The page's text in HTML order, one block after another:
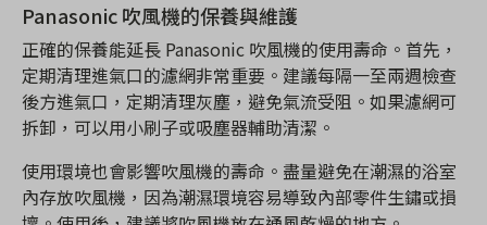
Panasonic 吹風機的保養與維護
正確的保養能延長 Panasonic 吹風機的使用壽命。首先，
定期清理進氣口的濾網非常重要。建議每隔一至兩週檢查
後方進氣口，定期清理灰塵，避免氣流受阻。如果濾網可
拆卸，可以用小刷子或吸塵器輔助清潔。
使用環境也會影響吹風機的壽命。盡量避免在潮濕的浴室
內存放吹風機，因為潮濕環境容易導致內部零件生鏽或損